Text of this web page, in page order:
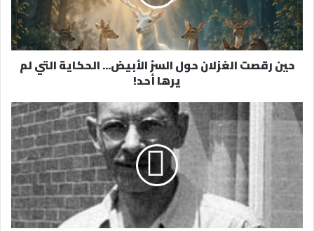
ل
ك
ت
ر
حين رقصت الغزلان حول السرّ الأبيض... الحكاية التي لم
يرها أحد!